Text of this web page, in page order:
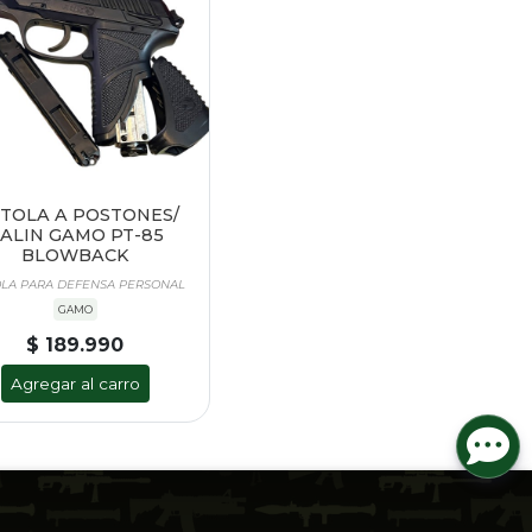
A POSTONES/
GAMO PT-85
BLOWBACK
PARA DEFENSA PERSONAL
GAMO
$ 189.990
Agregar al carro